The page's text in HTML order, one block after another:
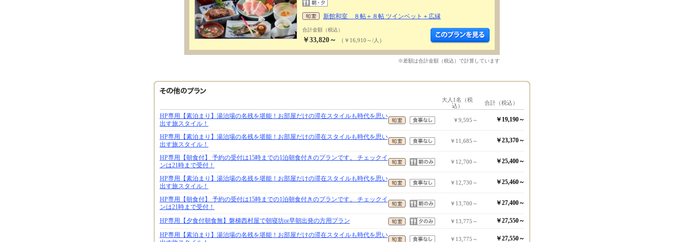
新館和室 ８帖＋８帖 ツインベット＋広縁
合計金額（税込）
￥33,820～ （￥16,910～/人）
※差額は合計金額（税込）で計算しています
大人1名（税
込）
合計（税込）
HP専用【素泊まり】湯治場の名残を堪能！お部屋だけの滞在スタイルも時代を思い
出す旅スタイル！
￥9,595～ ￥19,190～
HP専用【素泊まり】湯治場の名残を堪能！お部屋だけの滞在スタイルも時代を思い
出す旅スタイル！
￥11,685～ ￥23,370～
HP専用【朝食付】 予約の受付は15時までの1泊朝食付きのプランです。 チェックイ
ンは21時まで受付！
￥12,700～ ￥25,400～
HP専用【素泊まり】湯治場の名残を堪能！お部屋だけの滞在スタイルも時代を思い
出す旅スタイル！
￥12,730～ ￥25,460～
HP専用【朝食付】 予約の受付は15時までの1泊朝食付きのプランです。 チェックイ
ンは21時まで受付！
￥13,700～ ￥27,400～
HP専用【夕食付朝食無】磐梯西村屋で朝寝坊or早朝出発の方用プラン ￥13,775～
￥27,550～
HP専用【素泊まり】湯治場の名残を堪能！お部屋だけの滞在スタイルも時代を思い
￥13,775～ ￥27,550～